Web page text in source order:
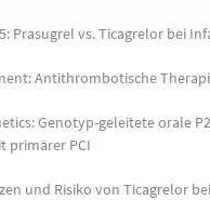
5: Prasugrel vs. Ticagrelor bei
Antithrombotische
Genotyp-geleitete orale
primärer PCI
und Risiko von Ticagrelor